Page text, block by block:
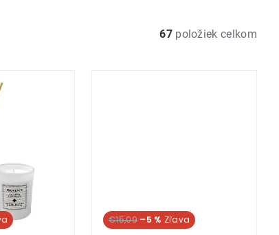
67položiek celkom
€15,09 –5 %